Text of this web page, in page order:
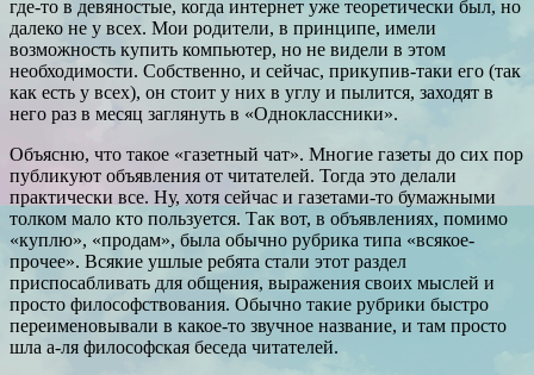
где-то в девяностые, когда интернет уже теоретически был, но
далеко не у всех. Мои родители, в принципе, имели
возможность купить компьютер, но не видели в этом
необходимости. Собственно, и сейчас, прикупив-таки его (так
как есть у всех), он стоит у них в углу и пылится, заходят в
него раз в месяц заглянуть в «Одноклассники».
Объясню, что такое «газетный чат». Многие газеты до сих пор
публикуют объявления от читателей. Тогда это делали
практически все. Ну, хотя сейчас и газетами-то бумажными
толком мало кто пользуется. Так вот, в объявлениях, помимо
«куплю», «продам», была обычно рубрика типа «всякое-
прочее». Всякие ушлые ребята стали этот раздел
приспосабливать для общения, выражения своих мыслей и
просто философствования. Обычно такие рубрики быстро
переименовывали в какое-то звучное название, и там просто
шла а-ля философская беседа читателей.